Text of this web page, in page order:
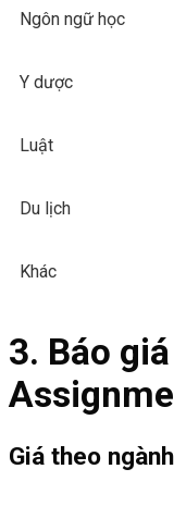
Ngôn ngữ học
Y dược
Luật
Du lịch
Khác
3. Báo
Giá theo